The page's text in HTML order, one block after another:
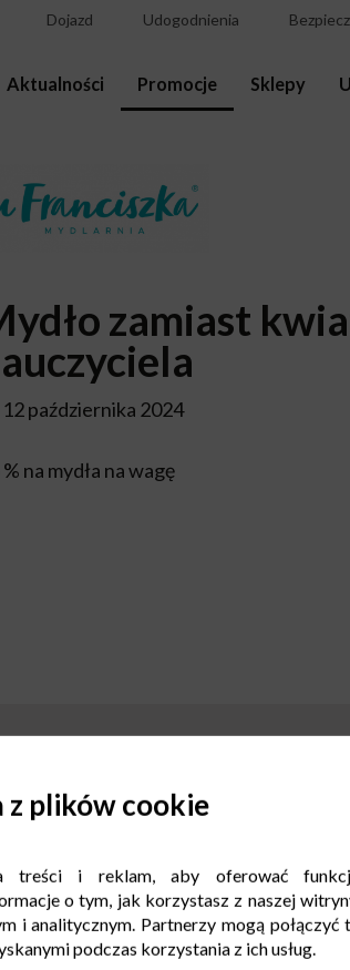
Dojazd Udogodnienia
Aktualności Promocje Sklepy
zamiast
12 października 2024
% na mydła na wagę
z plików cookie
treści i reklam, aby oferować
o tym, jak korzystasz z naszej
i analitycznym. Partnerzy mogą połączyć
podczas korzystania z ich usług.